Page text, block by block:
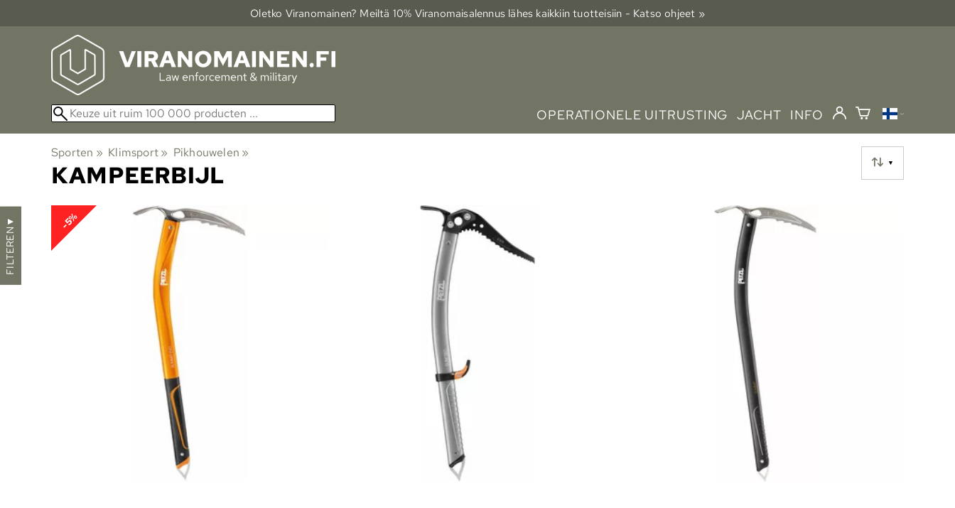
Oletko Viranomainen? Meiltä 10% Viranomais­alennus lähes kaikkiin tuotteisiin - Katso ohjeet »
OPERATIONELE UITRUSTING JACHT INFO
Sporten ‪» Klimsport‪» Pikhouwelen ‪»
▼
KAMPEERBIJL
FILTEREN
▼ -5%